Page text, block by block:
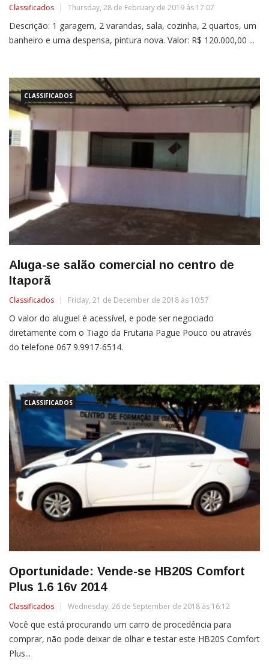
Classificados Thursday, 28 de February de 2019 às 17:07
Descrição: 1 garagem, 2 varandas, sala, cozinha, 2 quartos, um
banheiro e uma despensa, pintura nova. Valor: R$ 120.000,00 ...
CLASSIFICADOS
Aluga-se salão comercial no centro de
Itaporã
Classificados Friday, 21 de December de 2018 às 10:57
O valor do aluguel é acessível, e pode ser negociado
diretamente com o Tiago da Frutaria Pague Pouco ou através
do telefone 067 9.9917-6514.
CLASSIFICADOS
Oportunidade: Vende-se HB20S Comfort
Plus 1.6 16v 2014
Classificados Wednesday, 26 de September de 2018 às 16:12
Você que está procurando um carro de procedência para
comprar, não pode deixar de olhar e testar este HB20S Comfort
Plus...